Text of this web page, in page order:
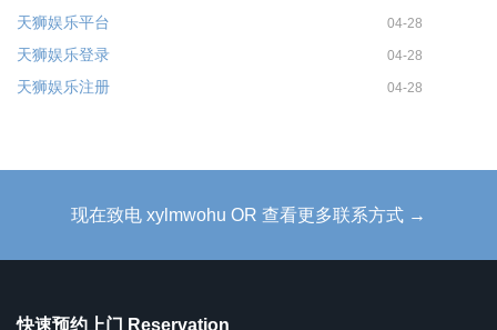
天狮娱乐平台 04-28
天狮娱乐登录 04-28
天狮娱乐注册 04-28
现在致电 xylmwohu OR 查看更多联系方式 →
快速预约上门 Reservation